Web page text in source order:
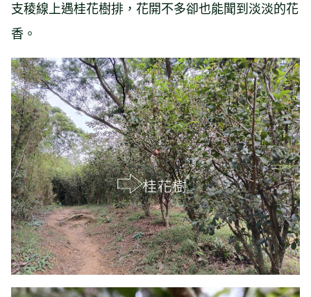
支稜線上遇桂花樹排，花開不多卻也能聞到淡淡的花
香。